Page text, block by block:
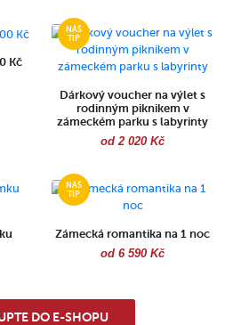
Kč
Dárkový voucher na výlet s
rodinným piknikem v
zámeckém parku s labyrinty
od 2 020 Kč
Zámecká romantika na 1 noc
od 6 590 Kč
DO E-SHOPU